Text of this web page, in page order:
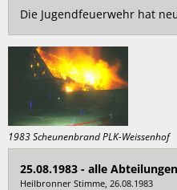
Die Jugendfeuerwehr hat
1983 Scheunenbrand PLK-Weissenhof
25.08.1983 - alle Abteilungen
Heilbronner Stimme, 26.08.1983